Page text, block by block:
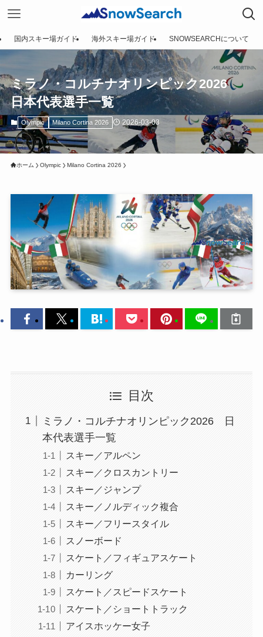
国内スキー場ガイド 海外スキー場ガイド SNOWSEARCHについて
ミラノ・コルチナオリンピック2026
日本代表選手一覧
Olympic Milano Cortina 2026 2026-03-03
ホーム Olympic Milano Cortina 2026
目次
ミラノ・コルチナオリンピック2026 日
本代表選手一覧
スキー／アルペン
スキー／クロスカントリー
スキー／ジャンプ
スキー／ノルディック複合
スキー／フリースタイル
スノーボード
スケート／フィギュアスケート
カーリング
スケート／スピードスケート
スケート／ショートトラック
アイスホッケー女子